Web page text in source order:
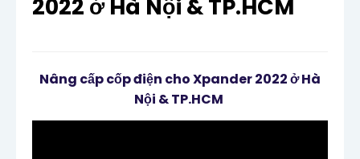
2022 ở Hà Nội & TP.HCM
Nâng cấp cốp điện cho Xpander 2022 ở Hà
Nội & TP.HCM